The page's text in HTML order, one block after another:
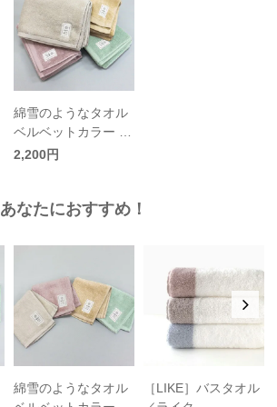
綿雪のようなタオル
ベルベットカラー バ
スタオル
2,200円
あなたにおすすめ！
綿雪のようなタオル
［LIKE］バスタオル